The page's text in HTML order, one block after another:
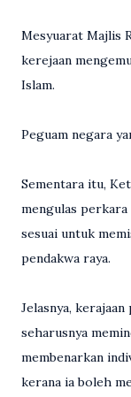
Mesyuarat Majlis
kerejaan
Islam.
Peguam negara
Sementara itu,
mengulas perkara
sesuai untuk
pendakwa raya.
Jelasnya,
seharusnya
membenarkan
kerana ia boleh